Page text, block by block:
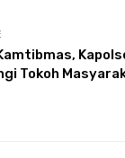
Tokoh